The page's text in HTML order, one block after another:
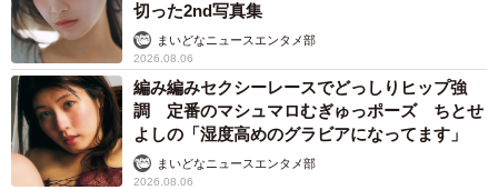
切った2nd写真集
まいどなニュースエンタメ部
2026.08.06
編み編みセクシーレースでどっしりヒップ強
調 定番のマシュマロむぎゅっポーズ ちとせ
よしの「湿度高めのグラビアになってます」
まいどなニュースエンタメ部
2026.08.06